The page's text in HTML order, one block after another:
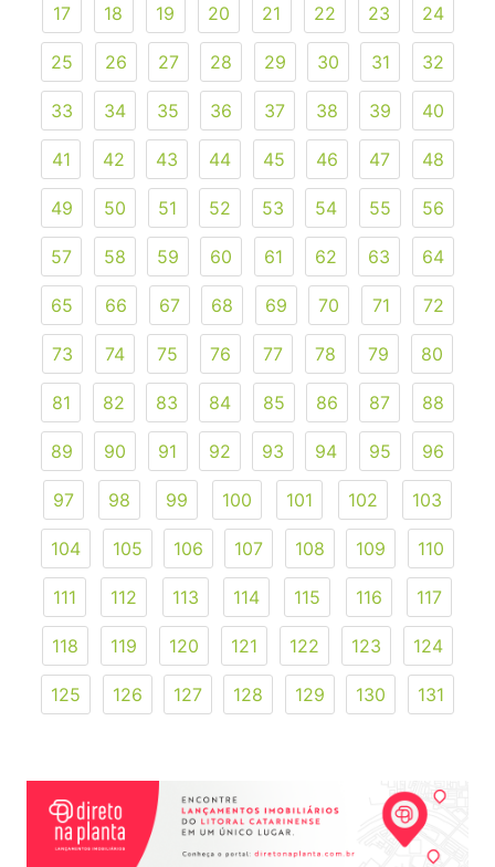
17 18 19 20 21 22 23 24
25 26 27 28 29 30 31 32
33 34 35 36 37 38 39 40
41 42 43 44 45 46 47 48
49 50 51 52 53 54 55 56
57 58 59 60 61 62 63 64
65 66 67 68 69 70 71 72
73 74 75 76 77 78 79 80
81 82 83 84 85 86 87 88
89 90 91 92 93 94 95 96
97 98 99 100 101 102 103
104 105 106 107 108 109 110
111 112 113 114 115 116 117
118 119 120 121 122 123 124
125 126 127 128 129 130 131